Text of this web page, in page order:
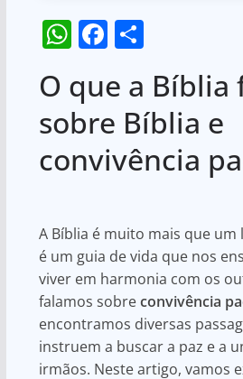
W
h
at
s
A
p
F
a
c
e
b
o
k
S
ar
e
O que a Bíblia
sobre Bíblia e
convivência
A Bíblia é muito mais que um
é um guia de vida que nos
viver em harmonia com os
falamos sobreconvivência
encontramos diversas
instruem a buscar a paz e a
irmãos. Neste artigo, vamos